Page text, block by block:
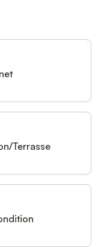
Terrasse